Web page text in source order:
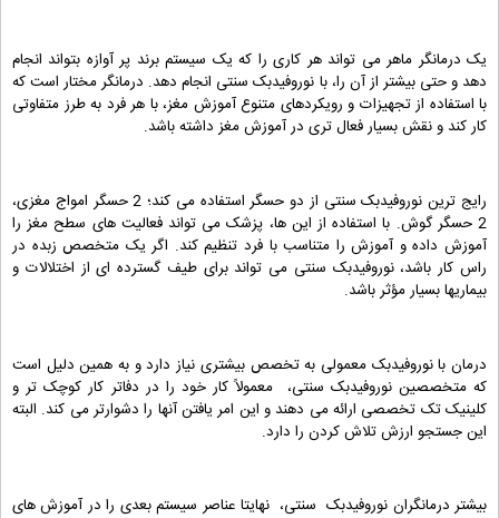
یک درمانگر ماهر می تواند هر کاری را که یک سیستم برند پر آوازه بتواند انجام
دهد و حتی بیشتر از آن را، با نوروفیدبک سنتی انجام دهد. درمانگر مختار است که
با استفاده از تجهیزات و رویکردهای متنوع آموزش مغز، با هر فرد به طرز متفاوتی
کار کند و نقش بسیار فعال تری در آموزش مغز داشته باشد.
رایج ترین نوروفیدبک سنتی از دو حسگر استفاده می کند؛ 2 حسگر امواج مغزی،
2 حسگر گوش. با استفاده از این ها، پزشک می تواند فعالیت های سطح مغز را
آموزش داده و آموزش را متناسب با فرد تنظیم کند. اگر یک متخصص زبده در
راس کار باشد، نوروفیدبک سنتی می تواند برای طیف گسترده ای از اختلالات و
بیماریها بسیار مؤثر باشد.
درمان با نوروفیدبک معمولی به تخصص بیشتری نیاز دارد و به همین دلیل است
که متخصصین نوروفیدبک سنتی، معمولاً کار خود را در دفاتر کار کوچک تر و
کلینیک تک تخصصی ارائه می دهند و این امر یافتن آنها را دشوارتر می کند. البته
این جستجو ارزش تلاش کردن را دارد.
بیشتر درمانگران نوروفیدبک سنتی، نهایتا عناصر سیستم بعدی را در آموزش های